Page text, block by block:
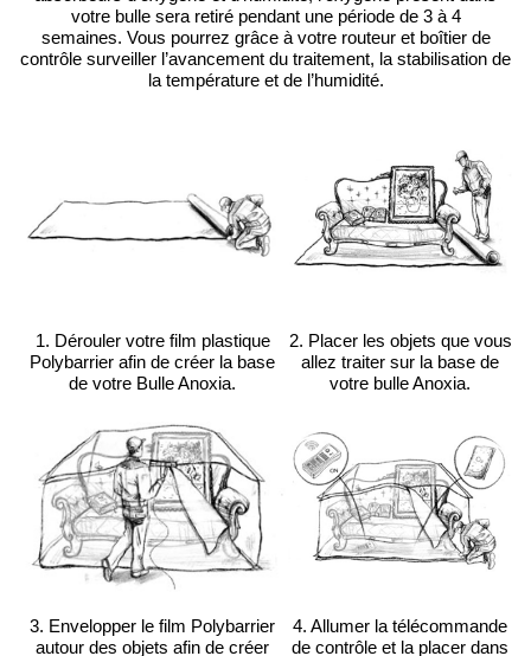
votre bulle sera retiré pendant une période de 3 à 4
semaines. Vous pourrez grâce à votre routeur et boîtier de
contrôle surveiller l’avancement du traitement, la stabilisation de
la température et de l’humidité.
1. Dérouler votre film plastique
Polybarrier afin de créer la base
de votre Bulle Anoxia.
2. Placer les objets que vous
allez traiter sur la base de
votre bulle Anoxia.
3. Envelopper le film Polybarrier
autour des objets afin de créer
4. Allumer la télécommande
de contrôle et la placer dans